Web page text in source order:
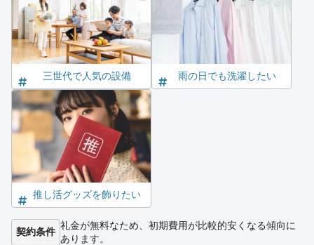
三世代で人気の設備 雨の日でも洗濯したい
推し活グッズを飾りたい
契約条件
礼金が無料なため、初期費用が比較的安くなる傾向に
あります。